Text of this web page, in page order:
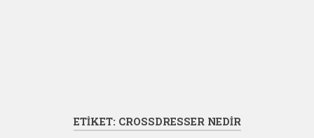
ETIKET: CROSSDRESSER NEDIR